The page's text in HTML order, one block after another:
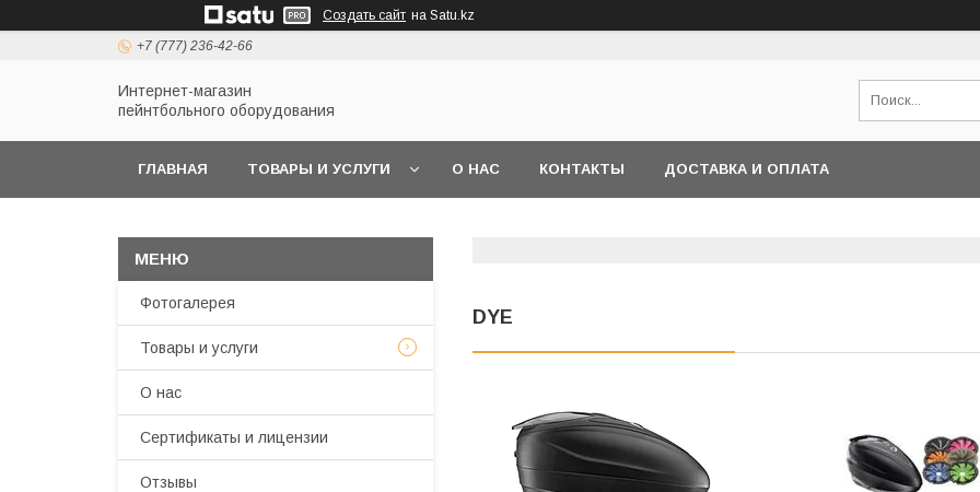
Создать сайт на Satu.kz
+7 (777) 236-42-66
Интернет-магазин
пейнтбольного оборудования
ГЛАВНАЯ ТОВАРЫ И УСЛУГИ О НАС КОНТАКТЫ ДОСТАВКА И ОПЛАТА
DYE
Фотогалерея
Товары и услуги
О нас
Сертификаты и лицензии
Отзывы